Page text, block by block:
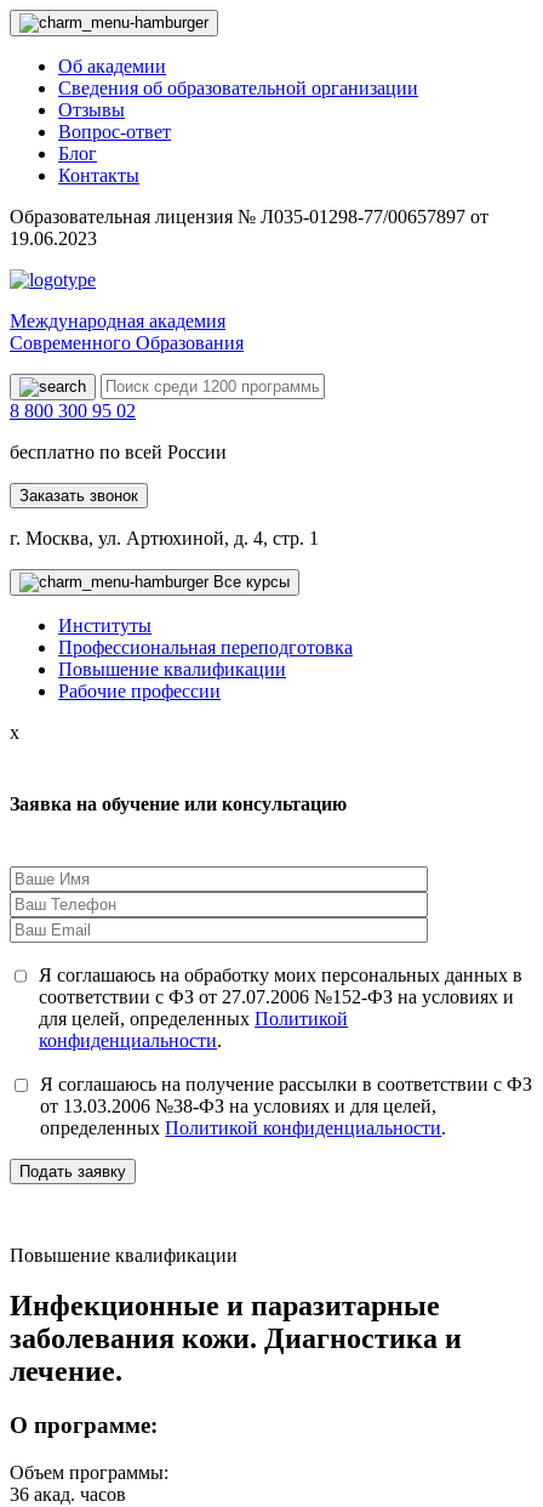
Об академии
Сведения об образовательной организации
Отзывы
Вопрос-ответ
Блог
Контакты
Образовательная лицензия № Л035-01298-77/00657897 от
19.06.2023
Международная академия
Современного Образования
8 800 300 95 02
бесплатно по всей России
Заказать звонок
г. Москва, ул. Артюхиной, д. 4, стр. 1
Все курсы
Институты
Профессиональная переподготовка
Повышение квалификации
Рабочие профессии
x
Заявка на обучение или консультацию
Я соглашаюсь на обработку моих персональных данных в
соответствии с ФЗ от 27.07.2006 №152-ФЗ на условиях и
для целей, определенныхПолитикой
конфиденциальности.
Я соглашаюсь на получение рассылки в соответствии с ФЗ
от 13.03.2006 №38-ФЗ на условиях и для целей,
определенныхПолитикой конфиденциальности.
Подать заявку
Повышение квалификации
Инфекционные и паразитарные
заболевания кожи. Диагностика и
лечение.
О программе:
Объем программы:
36 акад. часов